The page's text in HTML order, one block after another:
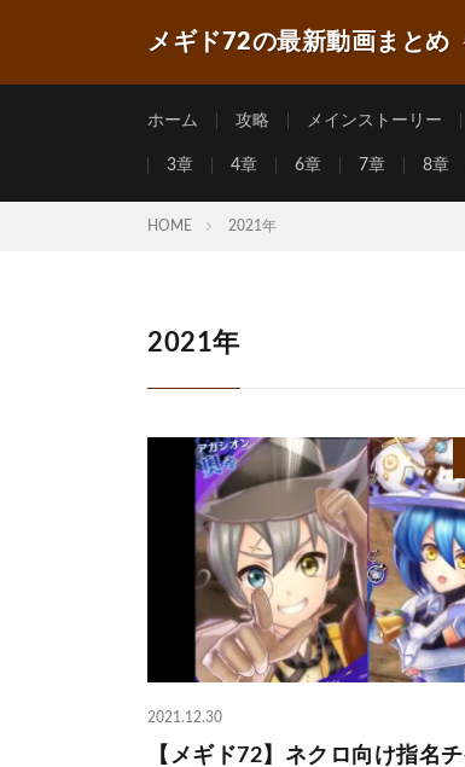
メギド72の最新動画まとめ
ホーム 攻略 メインストーリー
3章 4章 6章 7章 8章
HOME 2021年
2021年
2021.12.30
【メギド72】ネクロ向け指名